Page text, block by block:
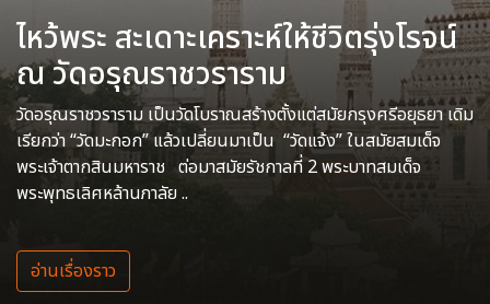
ไหว้พระ สะเดาะเคราะห์ให้ชีวิตรุ่งโรจน์
ณ วัดอรุณราชวราราม
วัดอรุณราชวราราม เป็นวัดโบราณสร้างตั้งแต่สมัยกรุงศรีอยุธยา เดิม
เรียกว่า “วัดมะกอก” แล้วเปลี่ยนมาเป็น “วัดแจ้ง” ในสมัยสมเด็จ
พระเจ้าตากสินมหาราช ต่อมาสมัยรัชกาลที่ 2 พระบาทสมเด็จ
พระพุทธเลิศหล้านภาลัย ..
อ่านเรื่องราว